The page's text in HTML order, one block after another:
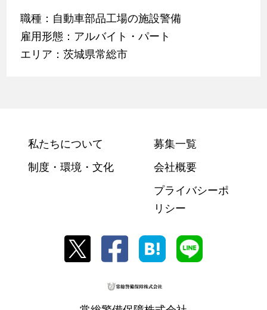
職種：自動車部品工場の施設警備
雇用形態：アルバイト・パート
エリア：茨城県常総市
私たちについて
制度・環境・文化
募集一覧
会社概要
プライバシーポ
リシー